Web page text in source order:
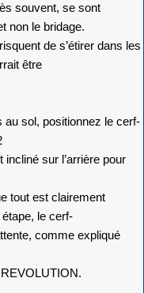
souvent, se sont
non le bridage.
de s’étirer dans les
être
au sol, positionnez le cerf-
sur l’arrière pour
tout est clairement
le cerf-
comme expliqué